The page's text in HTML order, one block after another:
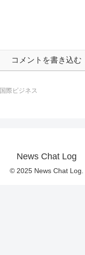
コメントを書き込む
国際ビジネス
News Chat Log
© 2025 News Chat Log.